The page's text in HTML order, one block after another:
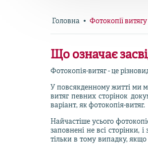
Головна Фотокопії витягу
Що означає
Фотокопія-витяг - це
У повсякденному житті ми
витяг певних сторінок
варіант, як фотокопія-витяг.
Найчастіше усього
заповнені не всі сторінки,
тільки в тому випадку, якщо